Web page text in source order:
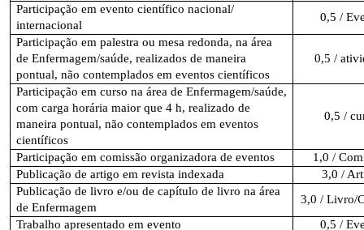
Participação em evento científico nacional/
internacional
0,5 /
Participação em palestra ou mesa redonda, na área
de Enfermagem/saúde, realizados de maneira
pontual, não contemplados em eventos científicos
0,5 /
Participação em curso na área de Enfermagem/saúde,
com carga horária maior que 4 h, realizado de
maneira pontual, não contemplados em eventos
científicos
0,5 /
Participação em comissão organizadora de eventos
1,0 /
Publicação de artigo em revista indexada
3,0 /
Publicação de livro e/ou de capítulo de livro na área
de Enfermagem
3,0 / Livro/
Trabalho apresentado em evento
0,5 /